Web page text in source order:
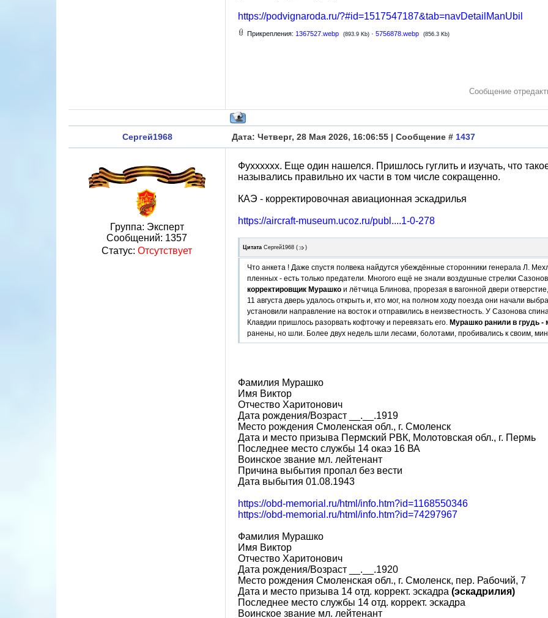
https://podvignaroda.ru/?#id=1517547187&tab=navDetailManUbil
Прикрепления: 1367527.webp (893.9 Kb) · 5756878.webp (856.3 Kb)
Сообщение
Сергей1968 Дата: Четверг, 28 Мая 2026, 16:06:55 | Сообщение # 1437
Группа: Эксперт
Сообщений: 1357
Статус: Отсутствует
Фухххххх. Еще один нашелся. Пришлось гуглить и изучать, что
назывались правильно их части в том числе сокращенно.
КАЭ - корректировочная авиационная эскадрилья
https://aircraft-museum.ucoz.ru/publ....1-0-278
Цитата Сергей1968 ( )
Что анкета ! Даже спустя полвека найдутся убеждённые сторонники генерала Л.
пленных - есть только предатели. Многого ещё не знали воздушные стрелки
корректировщик Мурашко и лётчица Блинова, прорезая в вагонной двери
11 августа дверь удалось открыть и, кто мог, на полном ходу поезда они начали
установили направление на восток и отправились в неизвестность. У Сазонова
Клавдии пришлось разорвать кофточку и перевязать его. Мурашко ранили в грудь
ранены, но шли. Более двух недель шли лесами, болотами, пробивались к своим,
Фамилия Мурашко
Имя Виктор
Отчество Харитонович
Дата рождения/Возраст __.__.1919
Место рождения Смоленская обл., г. Смоленск
Дата и место призыва Пермский РВК, Молотовская обл., г. Пермь
Последнее место службы 14 окаэ 16 ВА
Воинское звание мл. лейтенант
Причина выбытия пропал без вести
Дата выбытия 01.08.1943
https://obd-memorial.ru/html/info.htm?id=1168550346
https://obd-memorial.ru/html/info.htm?id=74297967
Фамилия Мурашко
Имя Виктор
Отчество Харитонович
Дата рождения/Возраст __.__.1920
Место рождения Смоленская обл., г. Смоленск, пер. Рабочий, 7
Дата и место призыва 14 отд. коррект. эскадра (эскадрилия)
Последнее место службы 14 отд. коррект. эскадра
Воинское звание мл. лейтенант